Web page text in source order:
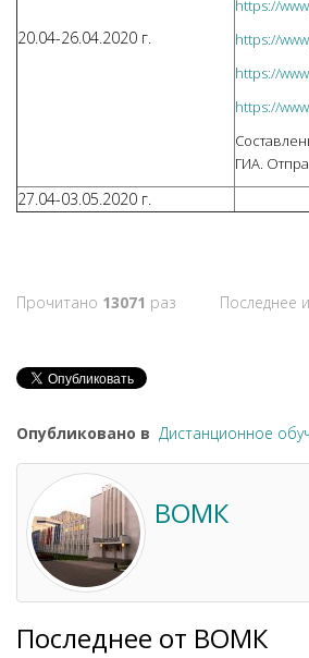
20.04-26.04.2020 г.
https://
https://
https://
https://
ГИА.
27.04-03.05.2020 г.
Прочитано 13071 раз
Последнее
Опубликовано в Дистанционное
ВОМК
Последнее от ВОМК